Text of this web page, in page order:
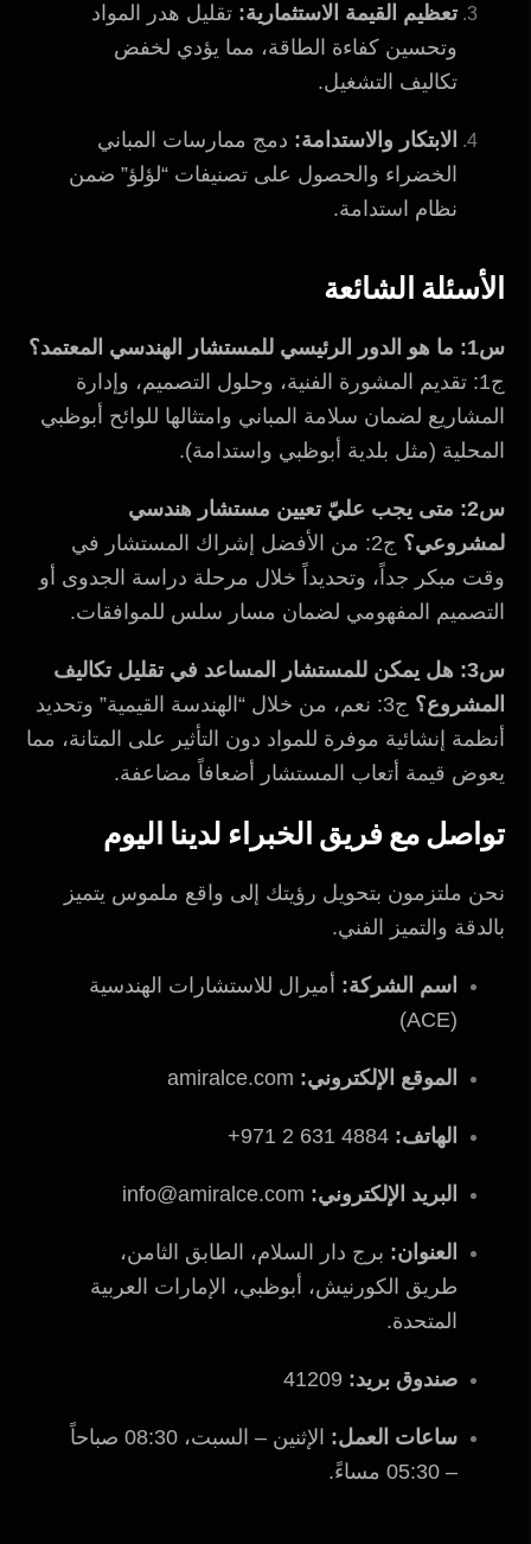
تعظيم القيمة الاستثمارية: تقليل هدر المواد
وتحسين كفاءة الطاقة، مما يؤدي لخفض
تكاليف التشغيل.
الابتكار والاستدامة: دمج ممارسات المباني
الخضراء والحصول على تصنيفات “لؤلؤ” ضمن
نظام استدامة.
الأسئلة الشائعة
س1: ما هو الدور الرئيسي للمستشار الهندسي المعتمد؟
ج1: تقديم المشورة الفنية، وحلول التصميم، وإدارة
المشاريع لضمان سلامة المباني وامتثالها للوائح أبوظبي
المحلية (مثل بلدية أبوظبي واستدامة).
س2: متى يجب عليّ تعيين مستشار هندسي
لمشروعي؟
ج2: من الأفضل إشراك المستشار في
وقت مبكر جداً، وتحديداً خلال مرحلة دراسة الجدوى أو
التصميم المفهومي لضمان مسار سلس للموافقات.
س3: هل يمكن للمستشار المساعد في تقليل تكاليف
المشروع؟
ج3: نعم، من خلال “الهندسة القيمية” وتحديد
أنظمة إنشائية موفرة للمواد دون التأثير على المتانة، مما
يعوض قيمة أتعاب المستشار أضعافاً مضاعفة.
تواصل مع فريق الخبراء لدينا اليوم
نحن ملتزمون بتحويل رؤيتك إلى واقع ملموس يتميز
بالدقة والتميز الفني.
اسم الشركة: أميرال للاستشارات الهندسية
(ACE)
الموقع الإلكتروني: amiralce.com
الهاتف:
البريد الإلكتروني:
العنوان: برج دار السلام، الطابق الثامن،
طريق الكورنيش، أبوظبي، الإمارات العربية
المتحدة.
صندوق بريد:
ساعات العمل:
الإثنين – السبت، 08:30 صباحاً
– 05:30 مساءً.